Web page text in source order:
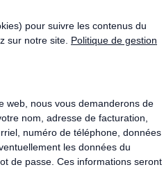
pour suivre les contenus du
sur notre site. Politique de gestion
web, nous vous demanderons de
nom, adresse de facturation,
numéro de téléphone, données
les données du
de passe. Ces informations seront